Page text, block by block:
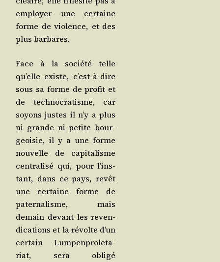
employer une cer­taine
forme de vio­lence, et des
plus barbares.
Face à la socié­té telle
qu’elle existe, c’est-à-dire
sous sa forme de pro­fit et
de tech­no­cra­tisme, car
soyons justes il n’y a plus
ni grande ni petite bour­
geoi­sie, il y a une forme
nou­velle de capi­ta­lisme
cen­tra­li­sé qui, pour l’ins­
tant, dans ce pays, revêt
une cer­taine forme de
pater­na­lisme, mais
demain devant les reven­
di­ca­tions et la révolte d’un
cer­tain Lum­pen­pro­le­ta­
riat, sera obli­gé